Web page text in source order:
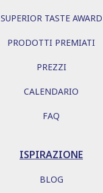
SUPERIOR TASTE AWARD
PRODOTTI PREMIATI
PREZZI
CALENDARIO
FAQ
ISPIRAZIONE
BLOG